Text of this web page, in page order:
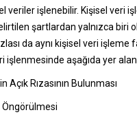
veriler işlenebilir. Kişisel veri
şartlardan yalnızca biri
da aynı kişisel veri işleme
işlenmesinde aşağıda yer
Açık Rızasının Bulunması
Öngörülmesi